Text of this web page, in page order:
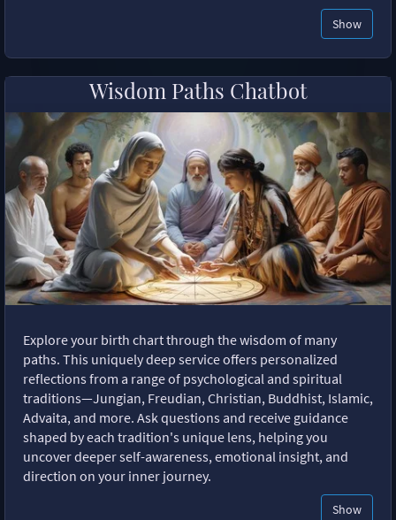
Show
Wisdom Paths Chatbot
Explore your birth chart through the wisdom of many
paths. This uniquely deep service offers personalized
reflections from a range of psychological and spiritual
traditions—Jungian, Freudian, Christian, Buddhist, Islamic,
Advaita, and more. Ask questions and receive guidance
shaped by each tradition's unique lens, helping you
uncover deeper self-awareness, emotional insight, and
direction on your inner journey.
Show